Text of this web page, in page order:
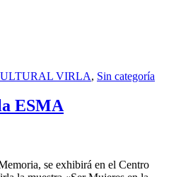
VIRLA, Sin categoría
ESMA
se exhibirá en el Centro